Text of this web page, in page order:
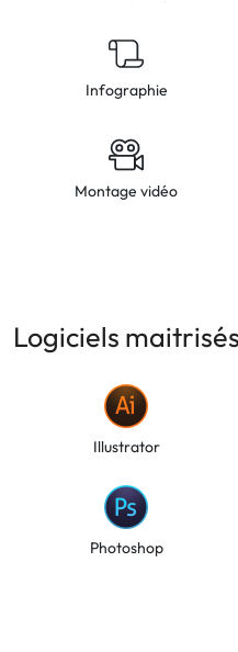
Infographie
Montage vidéo
Logiciels
Illustrator
Photoshop